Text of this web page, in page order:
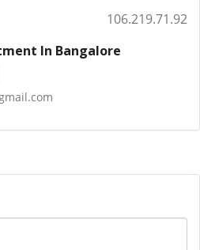
106.219.71.92
In Bangalore